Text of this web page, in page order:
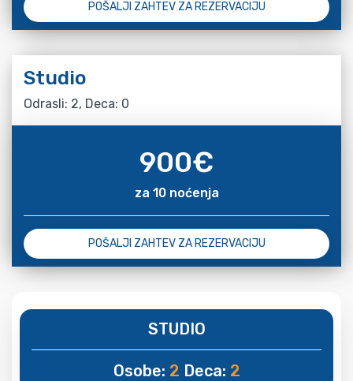
POŠALJI ZAHTEV ZA REZERVACIJU
Studio
Odrasli: 2, Deca: 0
900€
za 10 noćenja
POŠALJI ZAHTEV ZA REZERVACIJU
STUDIO
Osobe: 2 Deca: 2